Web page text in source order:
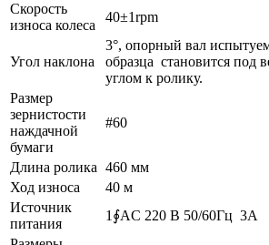
Скорость
износа колеса
40±1rpm
Угол наклона
3°, опорный вал
образца становится под
углом к ​​ролику.
Размер
зернистости
наждачной
бумаги
#60
Длина ролика 460 мм
Ход износа
40 м
Источник
питания
1∮AC 220 В 50/60Гц 3А